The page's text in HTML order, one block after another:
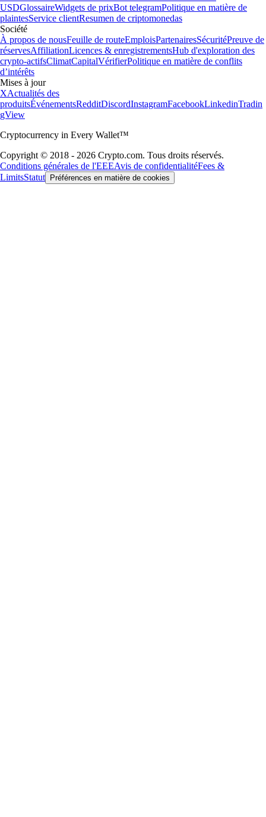
USDGlossaireWidgets de prixBot telegramPolitique en matière de
plaintesService clientResumen de criptomonedas
Société
À propos de nousFeuille de routeEmploisPartenairesSécuritéPreuve de
réservesAffiliationLicences & enregistrementsHub d'exploration des
crypto-actifsClimatCapitalVérifierPolitique en matière de conflits
d’intérêts
Mises à jour
XActualités des
produitsÉvénementsRedditDiscordInstagramFacebookLinkedinTradin
gView
Cryptocurrency in Every Wallet™
Copyright © 2018 - 2026 Crypto.com. Tous droits réservés.
Conditions générales de l'EEEAvis de confidentialitéFees &
LimitsStatut Préférences en matière de cookies